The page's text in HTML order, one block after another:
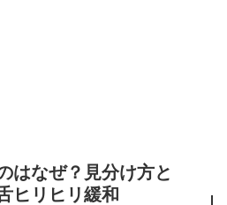
はなぜ？見分け方と
ヒリヒリ緩和